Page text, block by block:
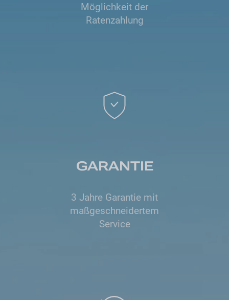
Möglichkeit der
Ratenzahlung
GARANTIE
3 Jahre Garantie mit
maßgeschneidertem
Service